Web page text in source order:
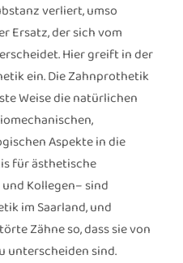
verliert, umso
Ersatz, der sich vom
Hier greift in der
ein. Die Zahnprothetik
Weise die natürlichen
Aspekte in die
für ästhetische
Kollegen– sind
im Saarland, und
Zähne so, dass sie von
unterscheiden sind.